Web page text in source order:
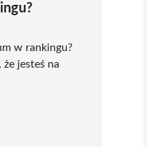
w rankingu?
jesteś na